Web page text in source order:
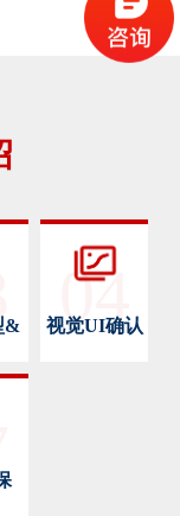
&
04
视觉UI确认